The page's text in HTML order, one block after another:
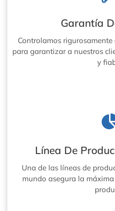
Garantía
Controlamos
para garantizar a nuestros
y
Línea De
Una de las líneas de
mundo asegura la